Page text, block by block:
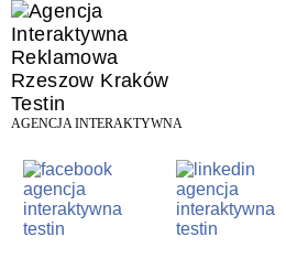
AGENCJA INTERAKTYWNA